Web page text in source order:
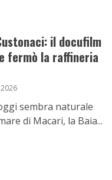
il docufilm
fermò la raffineria
sembra naturale
di Macari, la Baia...